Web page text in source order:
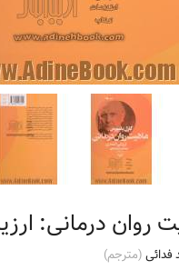
روان درمانی:
فدائی(مترجم)